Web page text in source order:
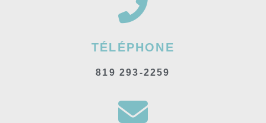
TÉLÉPHONE
819 293-2259